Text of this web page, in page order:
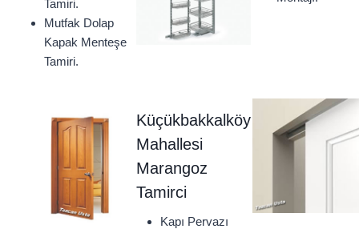
Tamiri.
Mutfak Dolap
Kapak Menteşe
Tamiri.
Küçükbakkalköy
Mahallesi
Marangoz
Tamirci
Kapı Pervazı